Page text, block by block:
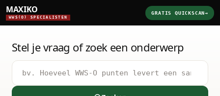
MAXIKO
WWS(O) SPECIALISTEN
GRATIS QUICKSCAN→
Stel je vraag of zoek een onderwerp